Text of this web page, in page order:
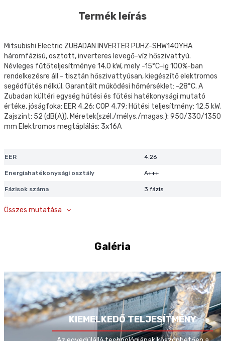
Termék leírás
Mitsubishi Electric ZUBADAN INVERTER PUHZ-SHW140YHA
háromfázisú, osztott, inverteres levegő-víz hőszivattyú.
Névleges fűtőteljesítménye 14.0 kW, mely -15°C-ig 100%-ban
rendelkezésre áll - tisztán hőszivattyúsan, kiegészítő elektromos
segédfűtés nélkül. Garantált működési hőmérséklet: -28°C. A
Zubadan kültéri egység hűtési és fűtési hatékonysági mutató
értéke, jóságfoka: EER 4.26; COP 4.79; Hűtési teljesítmény: 12.5 kW.
Zajszint: 52 (dB(A)). Méretek(szél./mélys./magas.): 950/330/1350
mm Elektromos megtáplálás: 3x16A
EER 4.26
Energiahatékonysági osztály A+++
Fázisok száma 3 fázis
Fűtési teljesítmény / COP (A-7/W35)
Használati melegvíz maximális
hőmérséklete
60°C
Hőszivattyú fűtési teljesítménye 14.0 kW
Hőszivattyú fűtési teljesítménye -15°C 14.0 kW
Összes mutatása
Galéria
KIEMELKEDŐ TELJESÍTMÉNY